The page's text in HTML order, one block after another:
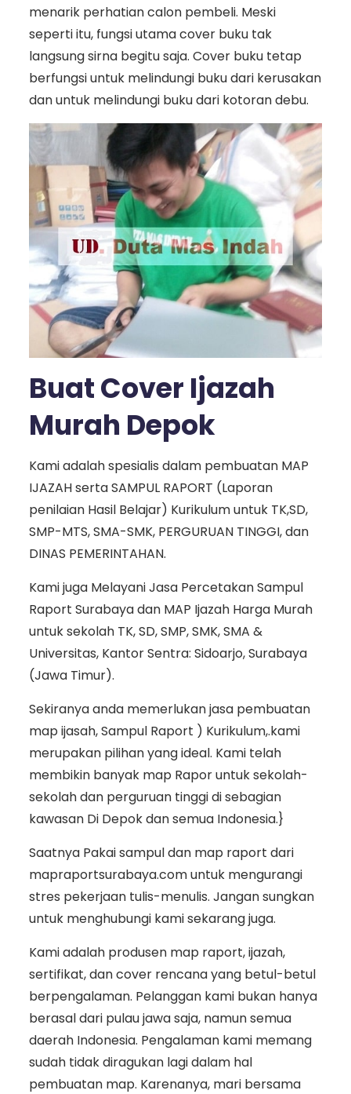
menarik perhatian calon pembeli. Meski
seperti itu, fungsi utama cover buku tak
langsung sirna begitu saja. Cover buku tetap
berfungsi untuk melindungi buku dari kerusakan
dan untuk melindungi buku dari kotoran debu.
Buat Cover Ijazah
Murah Depok
Kami adalah spesialis dalam pembuatan MAP
IJAZAH serta SAMPUL RAPORT (Laporan
penilaian Hasil Belajar) Kurikulum untuk TK,SD,
SMP-MTS, SMA-SMK, PERGURUAN TINGGI, dan
DINAS PEMERINTAHAN.
Kami juga Melayani Jasa Percetakan Sampul
Raport Surabaya dan MAP Ijazah Harga Murah
untuk sekolah TK, SD, SMP, SMK, SMA &
Universitas, Kantor Sentra: Sidoarjo, Surabaya
(Jawa Timur).
Sekiranya anda memerlukan jasa pembuatan
map ijasah, Sampul Raport ) Kurikulum,.kami
merupakan pilihan yang ideal. Kami telah
membikin banyak map Rapor untuk sekolah-
sekolah dan perguruan tinggi di sebagian
kawasan Di Depok dan semua Indonesia.}
Saatnya Pakai sampul dan map raport dari
mapraportsurabaya.com untuk mengurangi
stres pekerjaan tulis-menulis. Jangan sungkan
untuk menghubungi kami sekarang juga.
Kami adalah produsen map raport, ijazah,
sertifikat, dan cover rencana yang betul-betul
berpengalaman. Pelanggan kami bukan hanya
berasal dari pulau jawa saja, namun semua
daerah Indonesia. Pengalaman kami memang
sudah tidak diragukan lagi dalam hal
pembuatan map. Karenanya, mari bersama